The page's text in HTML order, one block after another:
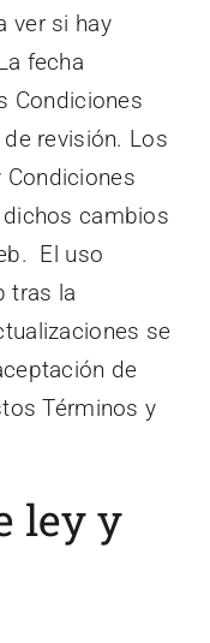
ver si hay
fecha
Condiciones
revisión. Los
cambios
El uso
tras la
se
de
Términos y
ley y